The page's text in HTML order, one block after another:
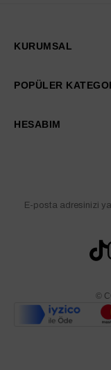
KURUMSAL
POPÜLER
HESABIM
©